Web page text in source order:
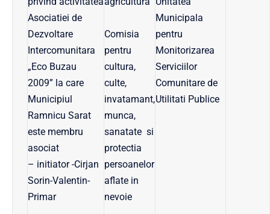
Asociatiei de
Dezvoltare
Intercomunitara
„Eco Buzau
2009” la care
Municipiul
Ramnicu Sarat
este membru
asociat
– initiator -Cirjan
Sorin-Valentin-
Primar
Comisia
pentru
cultura,
culte,
invatamant,
munca,
sanatate si
protectia
persoanelor
aflate in
nevoie
Municipala
pentru
Monitorizarea
Serviciilor
Comunitare de
Utilitati Publice